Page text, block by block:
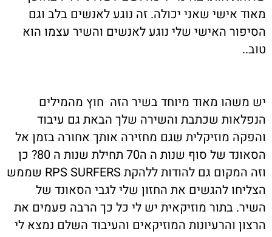
מאוד אישי שאני יכולה. זה נוגע לאנשים בלב וגם
הסיפור האישי שלי נוגע לאנשים והשיר עצמו הוא
טוב..
יש משהו מאוד מיוחד בשיר הזה חוץ מהמילים
הנפלאות שכתבת והשירה שלך הבאת גם עיבוד
והפקה מוזיקלית שגם מחזירה אותך אחורה בזמן אל
הסאונד של סוף שנות ה ה70 תחילת שנות ה 80? כן
וזה המקום גם להודות ללהקת RPS SURFERS שממש
הצליחו להגשים את החזון שלי לגבי הסאונד של
השיר. בתור מוזיקאית יש לי כל כך הרבה פעמים את
הרצון והרעיונות המוזיקאים והעיבוד השלם נמצא לי